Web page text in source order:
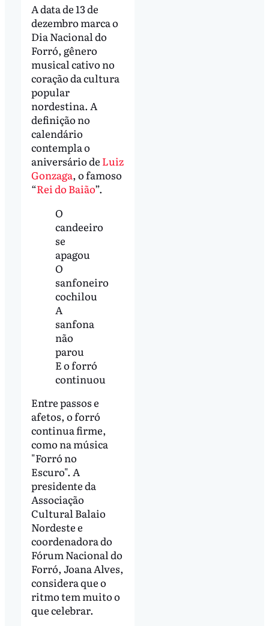
A data de 13 de
dezembro marca o
Dia Nacional do
Forró, gênero
musical cativo no
coração da cultura
popular
nordestina. A
definição no
calendário
contempla o
aniversário de Luiz
Gonzaga, o famoso
“Rei do Baião”.
O
candeeiro
se
apagou
O
sanfoneiro
cochilou
A
sanfona
não
parou
E o forró
continuou
Entre passos e
afetos, o forró
continua firme,
como na música
"Forró no
Escuro". A
presidente da
Associação
Cultural Balaio
Nordeste e
coordenadora do
Fórum Nacional do
Forró, Joana Alves,
considera que o
ritmo tem muito o
que celebrar.